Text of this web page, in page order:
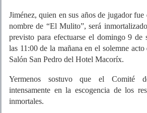
Jiménez, quien en sus años de jugador
nombre de “El Mulito”, será
previsto para efectuarse el domingo 9 de
las 11:00 de la mañana en el solemne
Salón San Pedro del Hotel Macoríx.
Yermenos sostuvo que el Comité
intensamente en la escogencia de los
inmortales.